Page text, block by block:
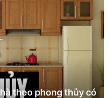
theo phong thủy có